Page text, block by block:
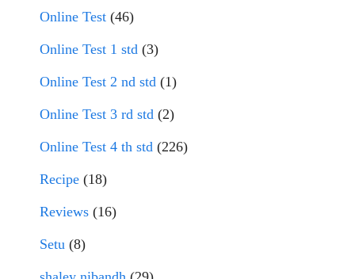
Online Test (46)
Online Test 1 std (3)
Online Test 2 nd std (1)
Online Test 3 rd std (2)
Online Test 4 th std (226)
Recipe (18)
Reviews (16)
Setu (8)